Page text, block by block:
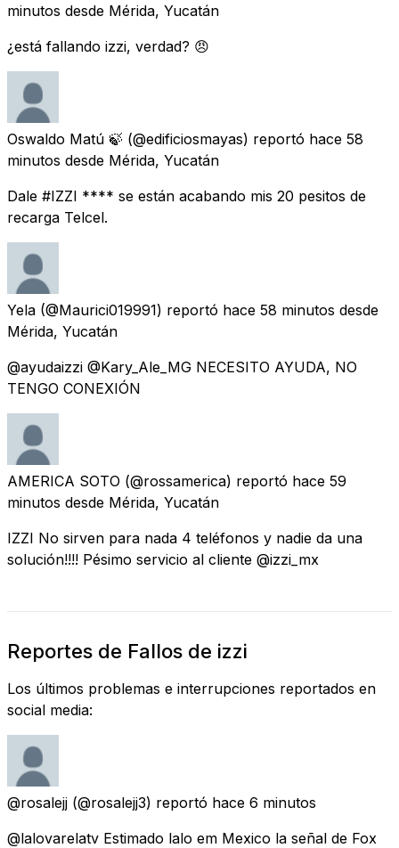
minutos desde Mérida, Yucatán
¿está fallando izzi, verdad? 😠
Oswaldo Matú 🍃 (@edificiosmayas) reportó hace 58
minutos desde Mérida, Yucatán
Dale #IZZI **** se están acabando mis 20 pesitos de
recarga Telcel.
Yela (@Maurici019991) reportó hace 58 minutos desde
Mérida, Yucatán
@ayudaizzi @Kary_Ale_MG NECESITO AYUDA, NO
TENGO CONEXIÓN
AMERICA SOTO (@rossamerica) reportó hace 59
minutos desde Mérida, Yucatán
IZZI No sirven para nada 4 teléfonos y nadie da una
solución!!!! Pésimo servicio al cliente @izzi_mx
Reportes de Fallos de izzi
Los últimos problemas e interrupciones reportados en
social media:
@rosalejj (@rosalejj3) reportó hace 6 minutos
@lalovarelatv Estimado lalo em Mexico la señal de Fox